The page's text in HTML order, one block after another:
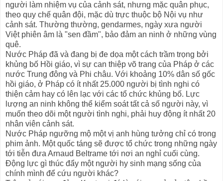
người làm nhiệm vụ của cảnh sát, nhưng mặc quân phục,
theo quy chế quân đội, mặc dù trực thuộc bộ Nội vụ như
cảnh sát. Thường thường, gendarmes, ngày xưa người
Việt phiên âm là "sen đầm", bảo đảm an ninh ở những vùng
quê.
Nước Pháp đã và đang bị đe dọa một cách trầm trọng bởi
khủng bố Hồi giáo, vì sự can thiệp võ trang của Pháp ở các
nước Trung đông và Phi châu. Với khoảng 10% dân số gốc
hồi giáo, ở Pháp có ít nhất 25.000 người bị tình nghi có
thiện cảm hay có lên lạc với các tổ chức khủng bố. Lực
lượng an ninh không thể kiểm soát tất cả số người này, vì
muốn theo dõi một người tình nghi, phải huy động ít nhất 20
nhân viên cảnh sát.
Nước Pháp ngưỡng mộ một vị anh hùng tưởng chỉ có trong
phim ảnh. Một quốc táng sẽ được tổ chức trong những ngày
tới tiễn đưa Arnaud Beltrame tới nơi an nghỉ cuối cùng.
Động lực gì thúc đẩy một người hy sinh mạng sống của
chính mình để cứu người khác?